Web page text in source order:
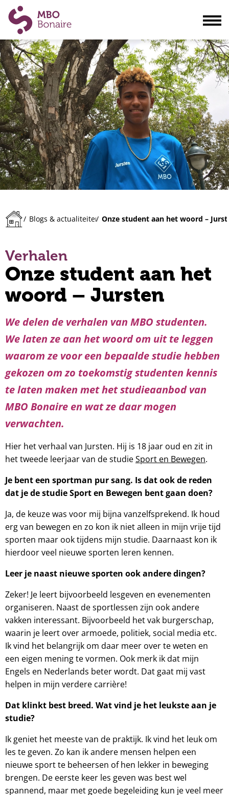
Opleidingen
Scholieren
Volwassenen
Bedrijven
Ouders
Blogs & actualiteiten
Praktisch
Organisatie
/ Blogs & actualiteiten
/ Onze student aan het woord –
Verhalen
Onze student aan het
woord – Jursten
We delen de verhalen van MBO studenten.
We laten ze aan het woord om uit te leggen
waarom ze voor een bepaalde studie hebben
gekozen om zo toekomstig studenten kennis
te laten maken met het studieaanbod van
MBO Bonaire en wat ze daar mogen
verwachten.
Hier het verhaal van Jursten. Hij is 18 jaar oud en zit in
het tweede leerjaar van de studieSport en Bewegen.
Je bent een sportman pur sang. Is dat ook de reden
dat je de studie Sport en Bewegen bent gaan doen?
Ja, de keuze was voor mij bijna vanzelfsprekend. Ik houd
erg van bewegen en zo kon ik niet alleen in mijn vrije tijd
sporten maar ook tijdens mijn studie. Daarnaast kon ik
hierdoor veel nieuwe sporten leren kennen.
Leer je naast nieuwe sporten ook andere dingen?
Zeker! Je leert bijvoorbeeld lesgeven en evenementen
organiseren. Naast de sportlessen zijn ook andere
vakken interessant. Bijvoorbeeld het vak burgerschap,
waarin je leert over armoede, politiek, social media etc.
Ik vind het belangrijk om daar meer over te weten en
een eigen mening te vormen. Ook merk ik dat mijn
Engels en Nederlands beter wordt. Dat gaat mij vast
helpen in mijn verdere carrière!
Dat klinkt best breed. Wat vind je het leukste aan je
studie?
Ik geniet het meeste van de praktijk. Ik vind het leuk om
les te geven. Zo kan ik andere mensen helpen een
nieuwe sport te beheersen of hen lekker in beweging
brengen. De eerste keer les geven was best wel
spannend, maar met goede begeleiding kun je veel meer